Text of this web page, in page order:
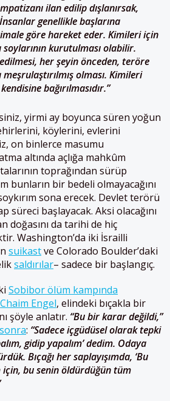
ilan edilip dışlanırsak,
genellikle başlarına
göre hareket eder. Kimileri için
soylarının kurutulması olabilir.
her şeyin önceden, teröre
meşrulaştırılmış olması. Kimileri
bağırılmasıdır.”
yirmi ay boyunca süren yoğun
köylerini, evlerini
on binlerce masumu
altında açlığa mahkûm
toprağından sürüp
bunların bir bedeli olmayacağını
sona erecek. Devlet terörü
süreci başlayacak. Aksi olacağını
doğasını da tarihi de hiç
Washington’da iki İsrailli
suikastve Colorado Boulder’daki
saldırılar– sadece bir başlangıç.
Sobibor ölüm kampında
Chaim Engel, elindeki bıçakla bir
şöyle anlatır. “Bu bir karar değildi,”
: “Sadece içgüdüsel olarak tepki
gidip yapalım’ dedim. Odaya
Bıçağı her saplayışımda, ‘Bu
bu senin öldürdüğün tüm